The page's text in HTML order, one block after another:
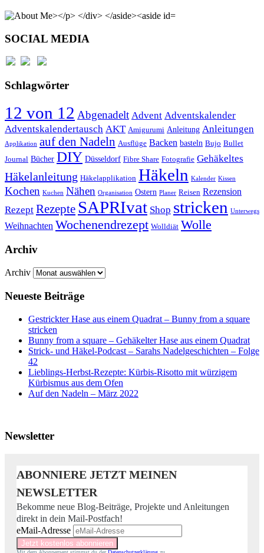
SOCIAL MEDIA
Schlagwörter
12 von 12 Abgenadelt Advent Adventskalender
Adventskalendertausch AKT Amigurumi Anleitung Anleitungen
Applikation auf den Nadeln Ausflüge Backen basteln Bujo Bullet
Journal Bücher DIY Düsseldorf Fibre Share Fotografie Gehäkeltes
Häkelanleitung Häkelapplikation Häkeln Kalender Kissen
Kochen Kuchen Nähen Organisation Ostern Planer Reisen Rezension
Rezept Rezepte SAPRIvat Shop stricken Unterwegs
Weihnachten Wochenendrezept Wolldiät Wolle
Archiv
Archiv
Neueste Beiträge
Gestrickter Hase aus einem Quadrat – Bunny from a square
stricken
Bunny from a square – Gehäkelter Hase aus einem Quadrat
Strick- und Häkel-Podcast – Sarahs Nadelgeschichten – Folge
42
Lieblings-Herbst-Rezepte: Kürbis-Risotto mit würzigem
Kürbismus aus dem Ofen
Auf den Nadeln – März 2022
Newsletter
ABONNIERE JETZT MEINEN
NEWSLETTER
Bekomme neue Blog-Beiträge, Projekte und Anleitungen
direkt in dein Mail-Postfach!
eMail-Adresse